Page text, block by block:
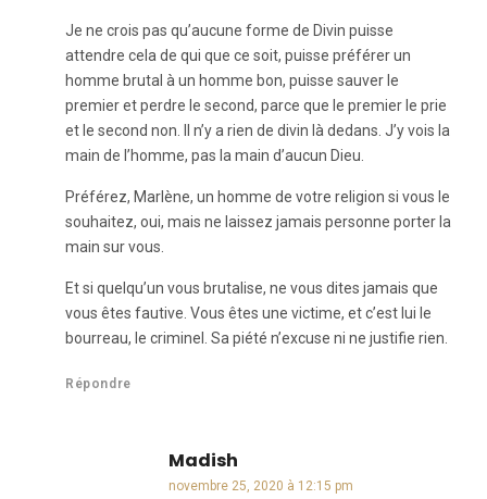
Je ne crois pas qu’aucune forme de Divin puisse
attendre cela de qui que ce soit, puisse préférer un
homme brutal à un homme bon, puisse sauver le
premier et perdre le second, parce que le premier le prie
et le second non. Il n’y a rien de divin là dedans. J’y vois la
main de l’homme, pas la main d’aucun Dieu.
Préférez, Marlène, un homme de votre religion si vous le
souhaitez, oui, mais ne laissez jamais personne porter la
main sur vous.
Et si quelqu’un vous brutalise, ne vous dites jamais que
vous êtes fautive. Vous êtes une victime, et c’est lui le
bourreau, le criminel. Sa piété n’excuse ni ne justifie rien.
Répondre
Madish
novembre 25, 2020 à 12:15 pm